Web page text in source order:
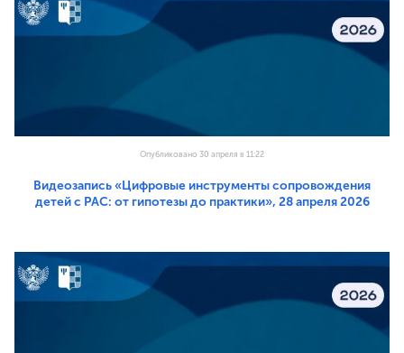
Опубликовано 30 апреля в 11:22
Видеозапись «Цифровые инструменты сопровождения
детей с РАС: от гипотезы до практики», 28 апреля 2026